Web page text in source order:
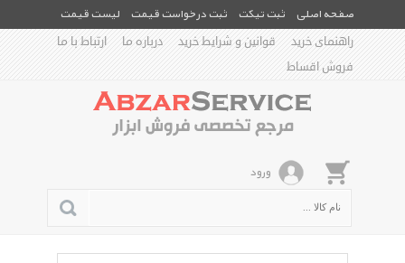
صفحه اصلی ثبت تیکت ثبت درخواست قیمت
لیست قیمت
راهنمای خرید
قوانین و شرایط خرید درباره ما
ارتباط با ما
فروش اقساط
ورود